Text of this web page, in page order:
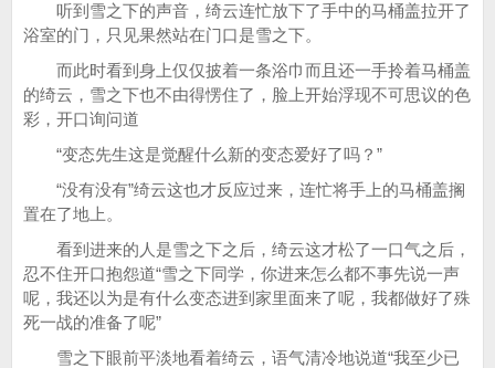
听到雪之下的声音，绮云连忙放下了手中的马桶盖拉开了
浴室的门，只见果然站在门口是雪之下。
而此时看到身上仅仅披着一条浴巾而且还一手拎着马桶盖
的绮云，雪之下也不由得愣住了，脸上开始浮现不可思议的色
彩，开口询问道
“变态先生这是觉醒什么新的变态爱好了吗？”
“没有没有”绮云这也才反应过来，连忙将手上的马桶盖搁
置在了地上。
看到进来的人是雪之下之后，绮云这才松了一口气之后，
忍不住开口抱怨道“雪之下同学，你进来怎么都不事先说一声
呢，我还以为是有什么变态进到家里面来了呢，我都做好了殊
死一战的准备了呢”
雪之下眼前平淡地看着绮云，语气清冷地说道“我至少已